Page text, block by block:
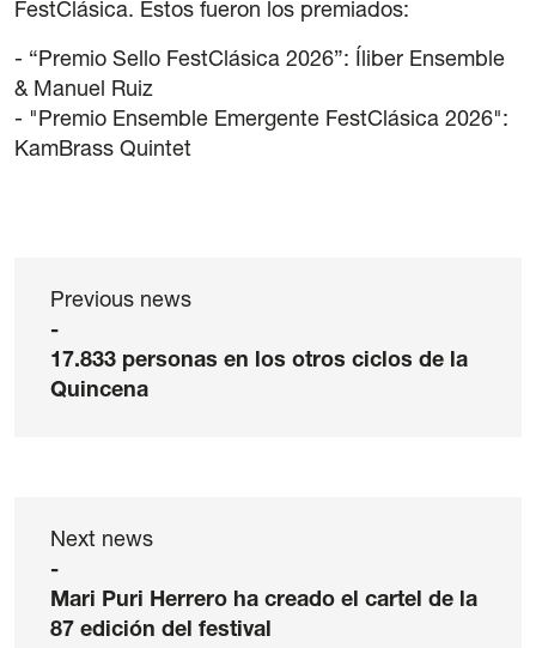
Friends
FestClásica. Estos fueron los premiados:
- “Premio Sello FestClásica 2026”: Íliber Ensemble
& Manuel Ruiz
- "Premio Ensemble Emergente FestClásica 2026":
KamBrass Quintet
Previous news
-
17.833 personas en los otros ciclos de la
Quincena
Next news
-
Mari Puri Herrero ha creado el cartel de la
87 edición del festival